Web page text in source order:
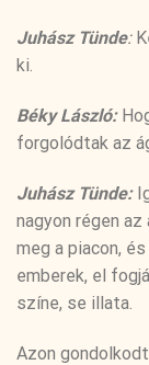
Juhász Tünde:
ki.
Béky László:
forgolódtak az
Juhász Tünde:
nagyon régen
meg a piacon,
emberek, el
színe, se illata.
Azon